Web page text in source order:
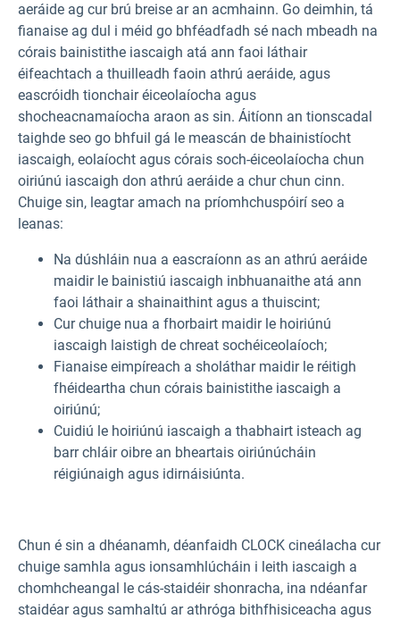
aeráide ag cur brú breise ar an acmhainn. Go deimhin, tá
fianaise ag dul i méid go bhféadfadh sé nach mbeadh na
córais bainistithe iascaigh atá ann faoi láthair
éifeachtach a thuilleadh faoin athrú aeráide, agus
eascróidh tionchair éiceolaíocha agus
shocheacnamaíocha araon as sin. Áitíonn an tionscadal
taighde seo go bhfuil gá le meascán de bhainistíocht
iascaigh, eolaíocht agus córais soch-éiceolaíocha chun
oiriúnú iascaigh don athrú aeráide a chur chun cinn.
Chuige sin, leagtar amach na príomhchuspóirí seo a
leanas:
Na dúshláin nua a eascraíonn as an athrú aeráide
maidir le bainistiú iascaigh inbhuanaithe atá ann
faoi láthair a shainaithint agus a thuiscint;
Cur chuige nua a fhorbairt maidir le hoiriúnú
iascaigh laistigh de chreat sochéiceolaíoch;
Fianaise eimpíreach a sholáthar maidir le réitigh
fhéideartha chun córais bainistithe iascaigh a
oiriúnú;
Cuidiú le hoiriúnú iascaigh a thabhairt isteach ag
barr chláir oibre an bheartais oiriúnúcháin
réigiúnaigh agus idirnáisiúnta.
Chun é sin a dhéanamh, déanfaidh CLOCK cineálacha cur
chuige samhla agus ionsamhlúcháin i leith iascaigh a
chomhcheangal le cás-staidéir shonracha, ina ndéanfar
staidéar agus samhaltú ar athróga bithfhisiceacha agus